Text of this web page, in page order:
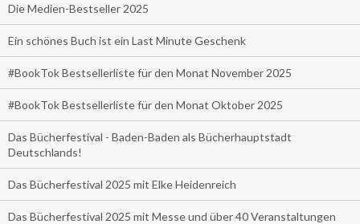
Die Medien-Bestseller 2025
Ein schönes Buch ist ein Last Minute Geschenk
#BookTok Bestsellerliste für den Monat November 2025
#BookTok Bestsellerliste für den Monat Oktober 2025
Das Bücherfestival - Baden-Baden als Bücherhauptstadt
Deutschlands!
Das Bücherfestival 2025 mit Elke Heidenreich
Das Bücherfestival 2025 mit Messe und über 40 Veranstaltungen